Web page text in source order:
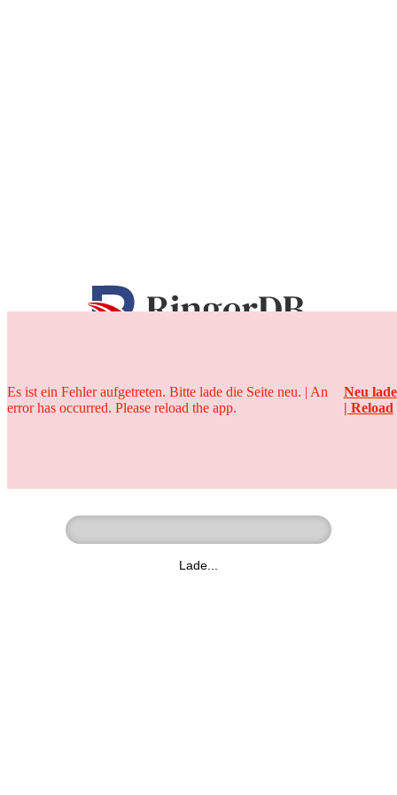
25 Jahre
Lade...
Es ist ein Fehler aufgetreten. Bitte lade die Seite neu. | An
error has occurred. Please reload the app.
Neu
| Reload